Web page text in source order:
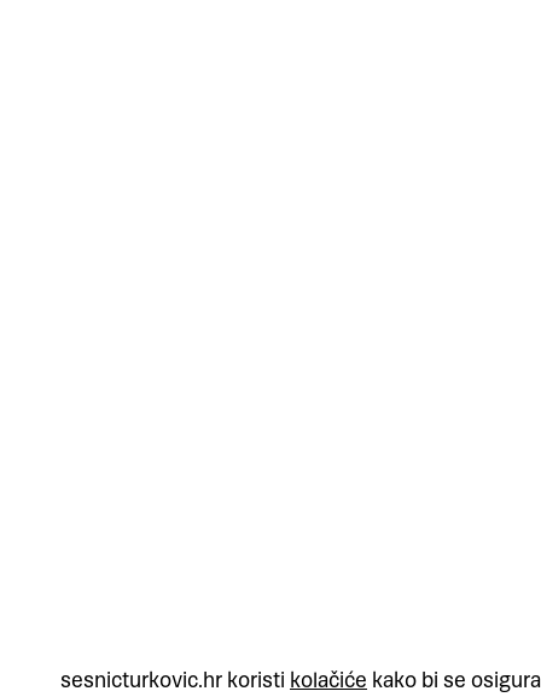
sesnicturkovic.hr koristi kolačiće kako bi se